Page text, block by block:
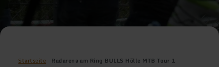
Startseite Radarena am Ring BULLS Hölle MTB Tour 1